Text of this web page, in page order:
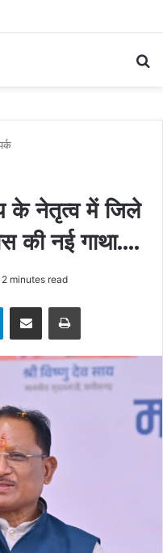
के नेतृत्व में जिले
की नई गाथा….
2 minutes read
TelegramShare via Email Print